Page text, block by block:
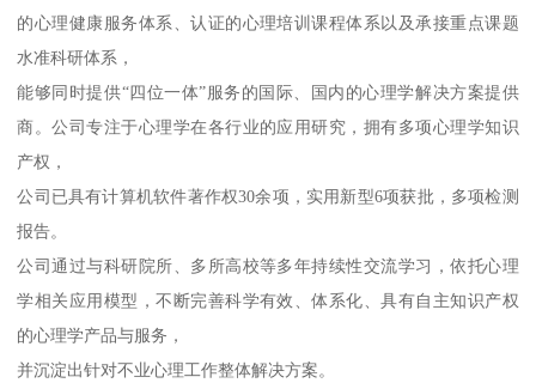
的心理健康服务体系、认证的心理培训课程体系以及承接重点课题
水准科研体系，
能够同时提供“四位一体”服务的国际、国内的心理学解决方案提供
商。公司专注于心理学在各行业的应用研究，拥有多项心理学知识
产权，
公司已具有计算机软件著作权30余项，实用新型6项获批，多项检测
报告。
公司通过与科研院所、多所高校等多年持续性交流学习，依托心理
学相关应用模型，不断完善科学有效、体系化、具有自主知识产权
的心理学产品与服务，
并沉淀出针对不业心理工作整体解决方案。